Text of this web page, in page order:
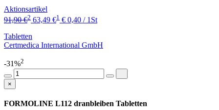
Aktionsartikel
91,90 €2 63,49 €1 € 0,40 / 1St
Tabletten
Certmedica International GmbH
-31%2
×
FORMOLINE L112 dranbleiben Tabletten